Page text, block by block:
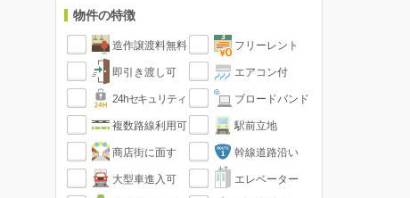
物件の特徴
造作譲渡料無料 フリーレント
即引き渡し可 エアコン付
24hセキュリティ ブロードバンド
複数路線利用可 駅前立地
商店街に面す 幹線道路沿い
大型車進入可 エレベーター